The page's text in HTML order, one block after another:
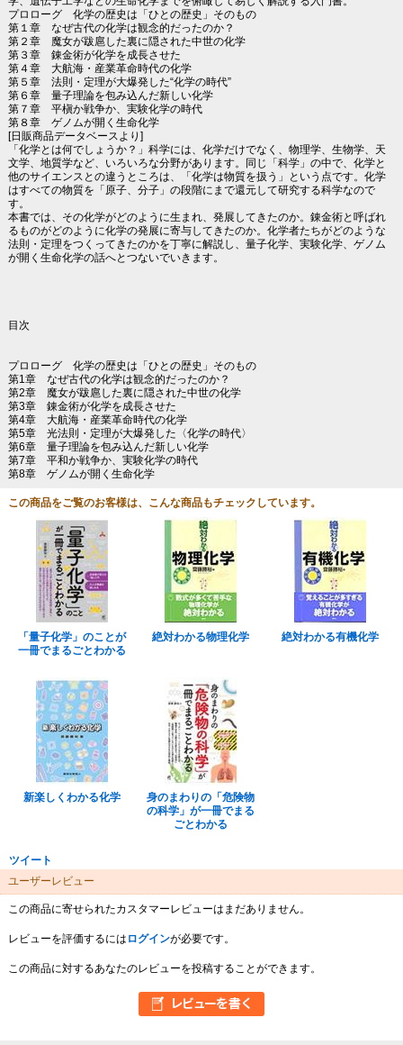
プロローグ 化学の歴史は「ひとの歴史」そのもの
第１章 なぜ古代の化学は観念的だったのか？
第２章 魔女が跋扈した裏に隠された中世の化学
第３章 錬金術が化学を成長させた
第４章 大航海・産業革命時代の化学
第５章 法則・定理が大爆発した“化学の時代”
第６章 量子理論を包み込んだ新しい化学
第７章 平槇か戦争か、実験化学の時代
第８章 ゲノムが開く生命化学
[日販商品データベースより]
「化学とは何でしょうか？」科学には、化学だけでなく、物理学、生物学、天
文学、地質学など、いろいろな分野があります。同じ「科学」の中で、化学と
他のサイエンスとの違うところは、「化学は物質を扱う」という点です。化学
はすべての物質を「原子、分子」の段階にまで還元して研究する科学なので
す。
本書では、その化学がどのように生まれ、発展してきたのか。錬金術と呼ばれ
るものがどのように化学の発展に寄与してきたのか。化学者たちがどのような
法則・定理をつくってきたのかを丁寧に解説し、量子化学、実験化学、ゲノム
が開く生命化学の話へとつないでいきます。
目次
プロローグ 化学の歴史は「ひとの歴史」そのもの
第1章 なぜ古代の化学は観念的だったのか？
第2章 魔女が跋扈した裏に隠された中世の化学
第3章 錬金術が化学を成長させた
第4章 大航海・産業革命時代の化学
第5章 光法則・定理が大爆発した〈化学の時代〉
第6章 量子理論を包み込んだ新しい化学
第7章 平和か戦争か、実験化学の時代
第8章 ゲノムが開く生命化学
この商品をご覧のお客様は、こんな商品もチェックしています。
「量子化学」のことが
一冊でまるごとわかる
絶対わかる物理化学 絶対わかる有機化学
新楽しくわかる化学
身のまわりの「危険物
の科学」が一冊でまる
ごとわかる
ツイート
ユーザーレビュー
この商品に寄せられたカスタマーレビューはまだありません。
レビューを評価するには ログインが必要です。
この商品に対するあなたのレビューを投稿することができます。